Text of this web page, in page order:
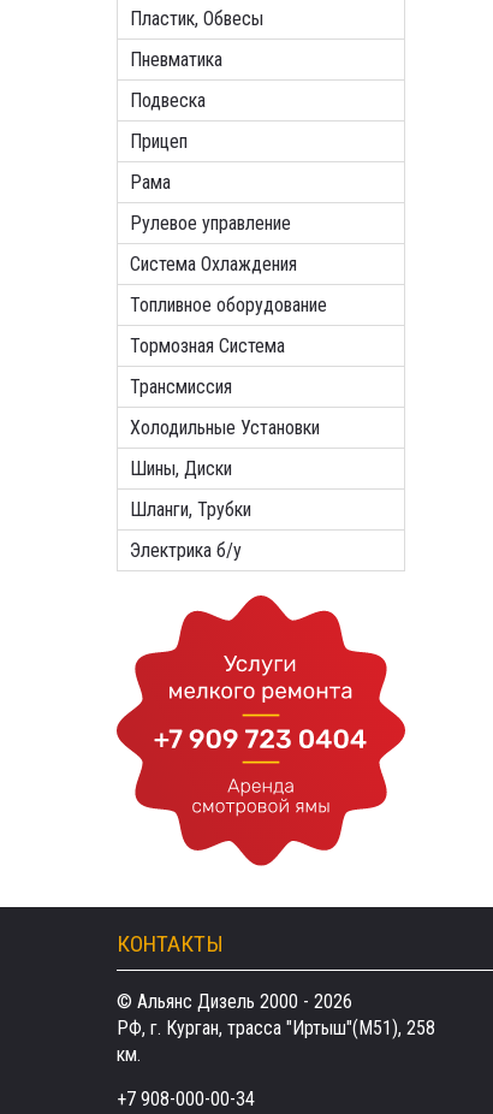
Пластик, Обвесы
Пневматика
Подвеска
Прицеп
Рама
Рулевое управление
Система Охлаждения
Топливное оборудование
Тормозная Система
Трансмиссия
Холодильные Установки
Шины, Диски
Шланги, Трубки
Электрика б/у
КОНТАКТЫ
© Альянс Дизель 2000 - 2026
РФ, г. Курган, трасса "Иртыш"(М51), 258
км.
+7 908-000-00-34